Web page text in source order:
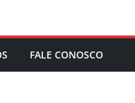
FALE CONOSCO